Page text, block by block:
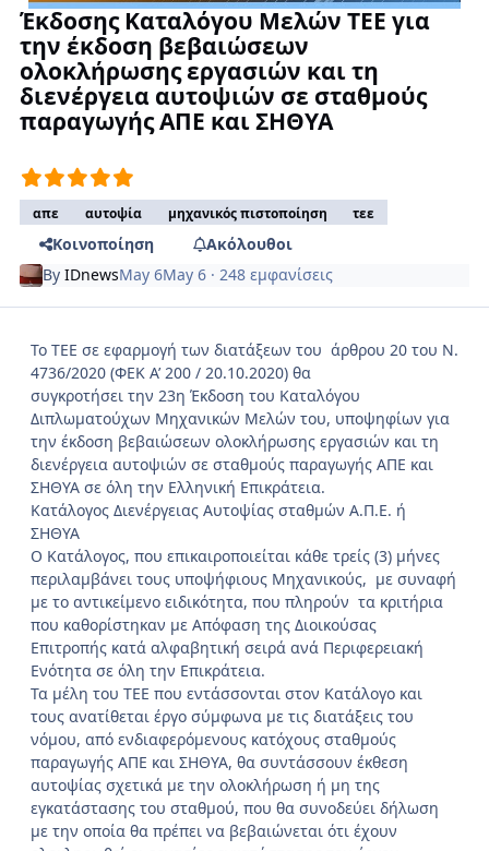
Έκδοσης Καταλόγου Μελών ΤΕΕ για
την έκδοση βεβαιώσεων
ολοκλήρωσης εργασιών και τη
διενέργεια αυτοψιών σε σταθμούς
παραγωγής ΑΠΕ και ΣΗΘΥΑ
απε αυτοψία μηχανικός πιστοποίηση τεε
Κοινοποίηση
Ακόλουθοι
ByIDnewsMay 6May 6 · 248 εμφανίσεις
Το ΤΕΕ σε εφαρμογή των διατάξεων του άρθρου 20 του Ν.
4736/2020 (ΦΕΚ Α’ 200 / 20.10.2020) θα
συγκροτήσει την 23η Έκδοση του Καταλόγου
Διπλωματούχων Μηχανικών Μελών του, υποψηφίων για
την έκδοση βεβαιώσεων ολοκλήρωσης εργασιών και τη
διενέργεια αυτοψιών σε σταθμούς παραγωγής ΑΠΕ και
ΣΗΘΥΑ σε όλη την Ελληνική Επικράτεια.
Κατάλογος Διενέργειας Αυτοψίας σταθμών Α.Π.Ε. ή
ΣΗΘΥΑ
Ο Κατάλογος, που επικαιροποιείται κάθε τρείς (3) μήνες
περιλαμβάνει τους υποψήφιους Μηχανικούς, με συναφή
με το αντικείμενο ειδικότητα, που πληρούν τα κριτήρια
που καθορίστηκαν με Απόφαση της Διοικούσας
Επιτροπής κατά αλφαβητική σειρά ανά Περιφερειακή
Ενότητα σε όλη την Επικράτεια.
Τα μέλη του ΤΕΕ που εντάσσονται στον Κατάλογο και
τους ανατίθεται έργο σύμφωνα με τις διατάξεις του
νόμου, από ενδιαφερόμενους κατόχους σταθμούς
παραγωγής ΑΠΕ και ΣΗΘΥΑ, θα συντάσσουν έκθεση
αυτοψίας σχετικά με την ολοκλήρωση ή μη της
εγκατάστασης του σταθμού, που θα συνοδεύει δήλωση
με την οποία θα πρέπει να βεβαιώνεται ότι έχουν